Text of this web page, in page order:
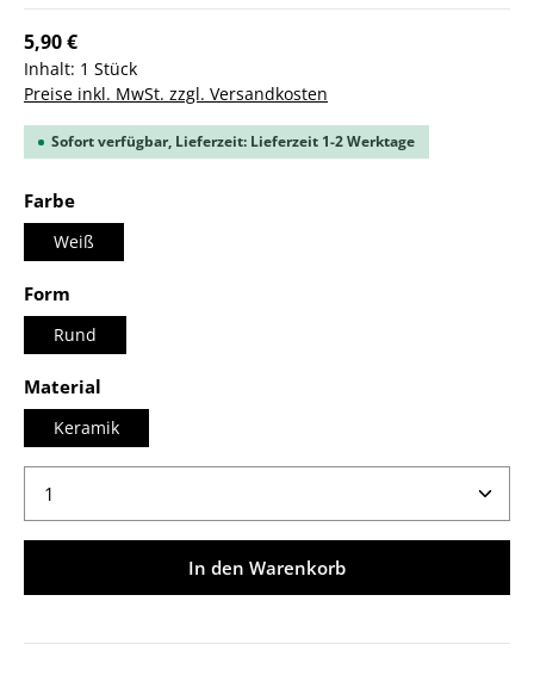
5,90 €
Inhalt: 1 Stück
Preise inkl. MwSt. zzgl. Versandkosten
Sofort verfügbar, Lieferzeit: Lieferzeit 1-2 Werktage
Farbeauswählen
Weiß
Form
Rund
Material
Keramik
Produkt Anzahl: Gib den gewünschten Wert ein
In den Warenkorb